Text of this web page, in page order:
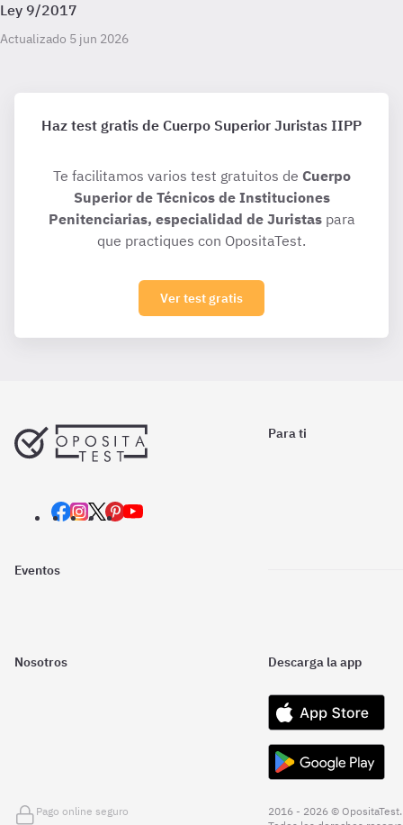
Ley 9/2017
Actualizado 5 jun 2026
Haz test gratis de Cuerpo Superior Juristas IIPP
Te facilitamos varios test gratuitos de Cuerpo
Superior de Técnicos de Instituciones
Penitenciarias, especialidad de Juristaspara
que practiques con OpositaTest.
Ver test gratis
Para ti
Eventos
Nosotros Descarga la app
Pago online seguro
2016 - 2026 © OpositaTest.